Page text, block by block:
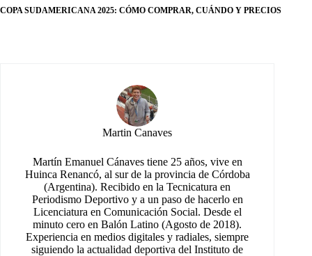
COPA SUDAMERICANA 2025: CÓMO COMPRAR, CUÁNDO Y PRECIOS
Martin Canaves
Martín Emanuel Cánaves tiene 25 años, vive en
Huinca Renancó, al sur de la provincia de Córdoba
(Argentina). Recibido en la Tecnicatura en
Periodismo Deportivo y a un paso de hacerlo en
Licenciatura en Comunicación Social. Desde el
minuto cero en Balón Latino (Agosto de 2018).
Experiencia en medios digitales y radiales, siempre
siguiendo la actualidad deportiva del Instituto de